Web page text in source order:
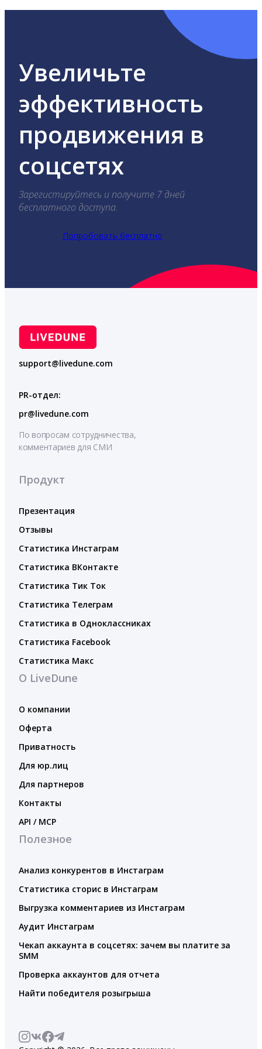
Увеличьте
эффективность
продвижения в
соцсетях
Зарегистируйтесь и получите 7 дней
бесплатного доступа.
Попробовать бесплатно
support@livedune.com
PR-отдел:
pr@livedune.com
По вопросам сотрудничества,
комментариев для СМИ
Продукт
Презентация
Отзывы
Статистика Инстаграм
Статистика ВКонтакте
Статистика Тик Ток
Статистика Телеграм
Статистика в Одноклассниках
Статистика Facebook
Статистика Макс
О LiveDune
О компании
Оферта
Приватность
Для юр.лиц
Для партнеров
Контакты
API / MCP
Полезное
Анализ конкурентов в Инстаграм
Статистика сторис в Инстаграм
Выгрузка комментариев из Инстаграм
Аудит Инстаграм
Чекап аккаунта в соцсетях: зачем вы платите за
SMM
Проверка аккаунтов для отчета
Найти победителя розыгрыша